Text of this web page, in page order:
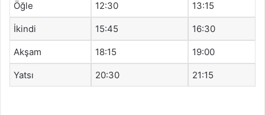
Öğle 12:30 13:15
İkindi 15:45 16:30
Akşam 18:15 19:00
Yatsı 20:30 21:15